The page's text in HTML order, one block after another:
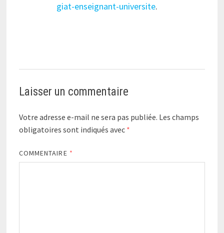
giat-enseignant-universite.
Laisser un commentaire
Votre adresse e-mail ne sera pas publiée. Les champs
obligatoires sont indiqués avec *
COMMENTAIRE *